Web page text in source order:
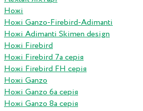
Ножі
Ножі Ganzo-Firebird-Adimanti
Ножі Adimanti Skimen design
Ножі Firebird
Ножі Firebird 7а серія
Ножі Firebird FH серія
Ножі Ganzo
Ножі Ganzo 6а серія
Ножі Ganzo 8а серія